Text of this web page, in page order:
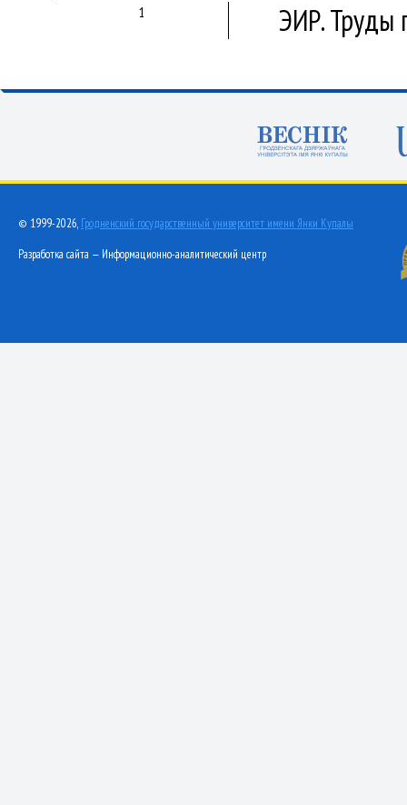
1
ЭИР. Труды
© 1999-2026, Гродненский государственный университет имени Янки Купалы
Разработка сайта — Информационно-аналитический центр